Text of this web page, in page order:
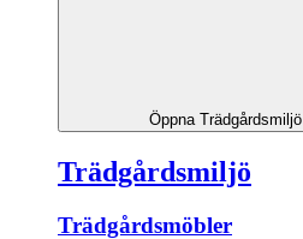
Öppna Trädgårdsmiljö
Trädgårdsmiljö
Trädgårdsmöbler